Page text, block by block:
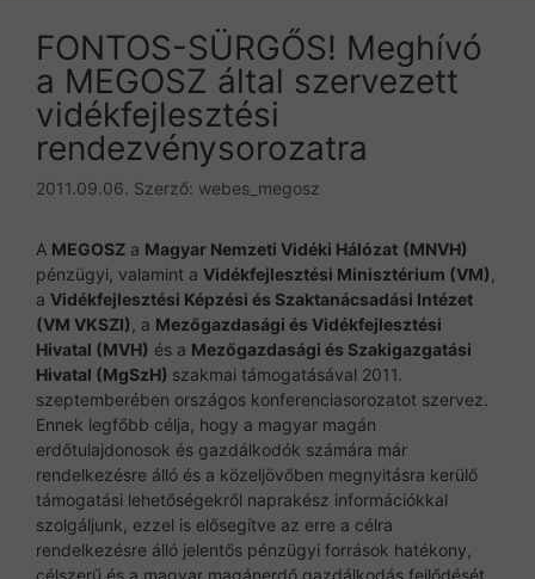
FONTOS-SÜRGŐS! Meghívó
a MEGOSZ által szervezett
vidékfejlesztési
rendezvénysorozatra
2011.09.06. Szerző: webes_megosz
A MEGOSZ a Magyar Nemzeti Vidéki Hálózat (MNVH)
pénzügyi, valamint a Vidékfejlesztési Minisztérium (VM)
a Vidékfejlesztési Képzési és Szaktanácsadási Intézet
(VM VKSZI) , a Mezőgazdasági és Vidékfejlesztési
Hivatal (MVH) és a Mezőgazdasági és Szakigazgatási
Hivatal (MgSzH) szakmai támogatásával 2011.
szeptemberében országos konferenciasorozatot szervez.
Ennek legfőbb célja, hogy a magyar magán
erdőtulajdonosok és gazdálkodók számára már
rendelkezésre álló és a közeljövőben megnyitásra kerülő
támogatási lehetőségekről naprakész információkkal
szolgáljunk, ezzel is elősegítve az erre a célra
rendelkezésre álló jelentős pénzügyi források hatékony,
célszerű és a magyar magánerdő gazdálkodás fejlődését